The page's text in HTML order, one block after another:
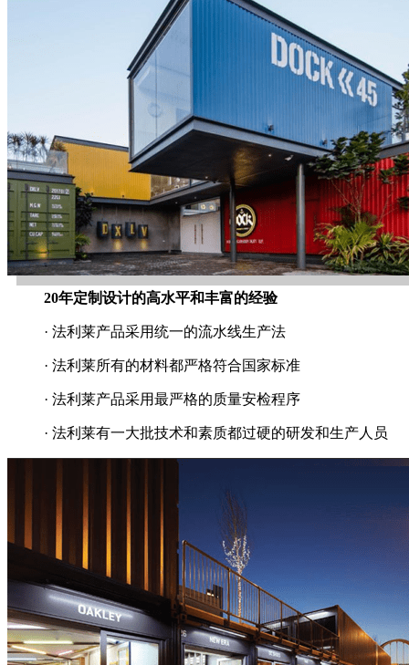
20年定制设计的高水平和丰富的经验
· 法利莱产品采用统一的流水线生产法
· 法利莱所有的材料都严格符合国家标准
· 法利莱产品采用最严格的质量安检程序
· 法利莱有一大批技术和素质都过硬的研发和生产人员